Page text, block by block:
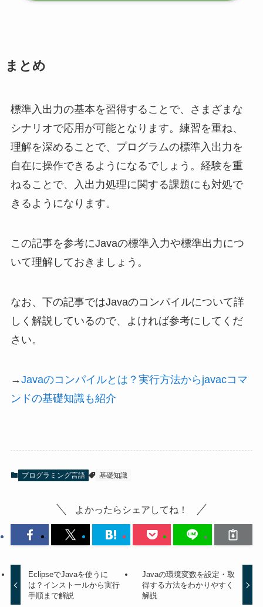
まとめ
標準入出力の基本を習得することで、さまざまな
シナリオで応用が可能となります。練習を重ね、
理解を深めることで、プログラムの標準入出力を
自在に操作できるようになるでしょう。経験を重
ねることで、入出力処理に関する課題にも対処で
きるようになります。
この記事を参考にJavaの標準入力や標準出力につ
いて理解しておきましょう。
なお、下の記事ではJavaのコンパイルについて詳
しく解説しているので、よければ参考にしてくだ
さい。
→Javaのコンパイルとは？実行方法からjavacコマ
ンドの基礎知識も紹介
プログラミング言語 基礎知識
よかったらシェアしてね！
EclipseでJavaを使うに
は？インストールから実行
手順まで解説
Javaの環境変数を設定・取
得する方法をわかりやすく
解説